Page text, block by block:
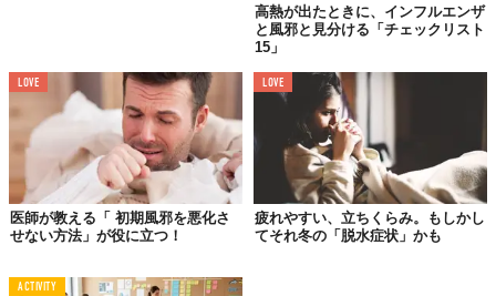
40℃から42℃くらいの湯に浸けるなど、患部に知覚と運動機能が
戻るまで温め続けます。病院では温めるのとともに、プロスタグ
ランジン製剤、抗血小板剤や、抗生物質、ステロイドなどの投与
が行われます。
神経や血管を激しく損傷してしまうと、治療を行っても機能が元
に戻らないこともあります。凍傷部位は感染しやすく、感染する
と壊疽に至る可能性が増します。
高熱が出たときに、インフルエンザ
と風邪と見分ける「チェックリスト
15」
LOVE
医師が教える「 初期風邪を悪化さ
せない方法」が役に立つ！
LOVE
疲れやすい、立ちくらみ。もしかし
てそれ冬の「脱水症状」かも
ACTIVITY